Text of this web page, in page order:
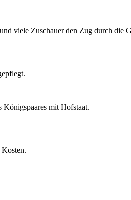
viele Zuschauer den Zug durch die
Königspaares mit Hofstaat.
Kosten.